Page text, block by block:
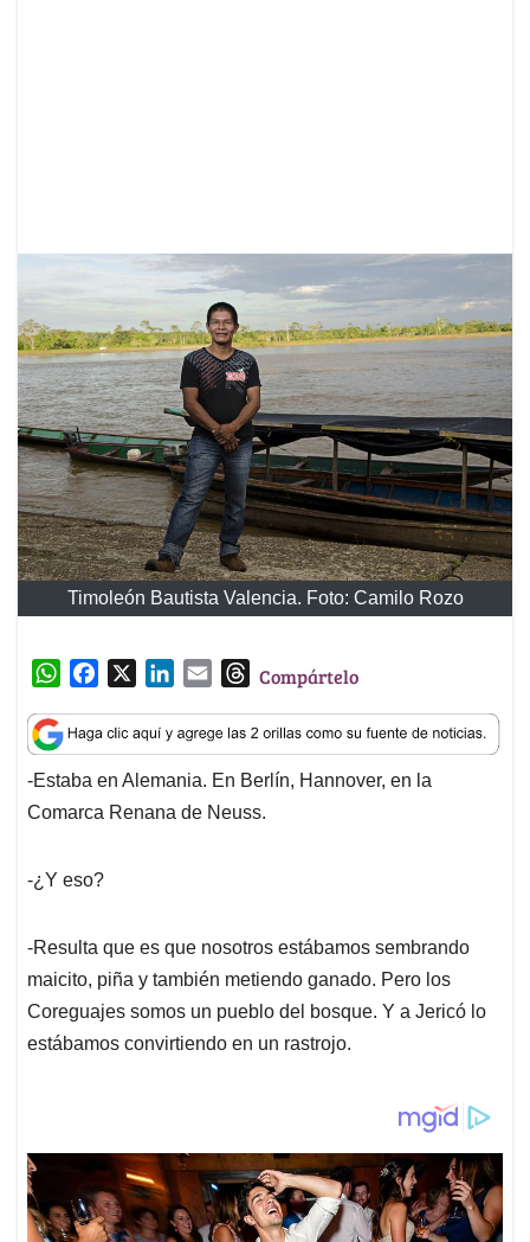
Timoleón Bautista Valencia. Foto: Camilo Rozo
W
a
t
s
A
p
c
e
b
o
k
n
k
e
d
a
i
l
T
r
e
a
d
Compártelo
-Estaba en Alemania. En Berlín, Hannover, en la
Comarca Renana de Neuss.
-¿Y eso?
-Resulta que es que nosotros estábamos sembrando
maicito, piña y también metiendo ganado. Pero los
Coreguajes somos un pueblo del bosque. Y a Jericó lo
estábamos convirtiendo en un rastrojo.